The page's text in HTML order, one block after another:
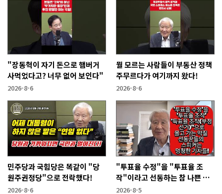
"장동혁이 자기 돈으로 햄버거
사먹었다고? 너무 없어 보인다"
2026-8-6
뭘 모르는 사람들이 부동산 정책
주무르다가 여기까지 왔다!
2026-8-6
민주당과 국힘당은 똑같이 "당
원주권정당"으로 전락했다!
2026-8-6
"투표율 수정"을 "투표율 조
작"이라고 선동하는 참 나쁜 사
람들!
2026-8-5